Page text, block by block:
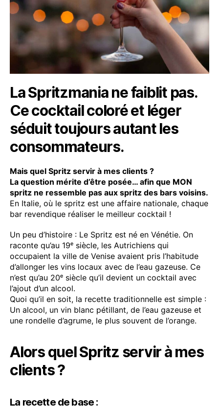
La Spritzmania ne faiblit pas.
Ce cocktail coloré et léger
séduit toujours autant les
consommateurs.
Mais quel Spritz servir à mes clients ?
La question mérite d’être posée… afin que MON
spritz ne ressemble pas aux spritz des bars voisins.
En Italie, où le spritz est une affaire nationale, chaque
bar revendique réaliser le meilleur cocktail !
Un peu d’histoire : Le Spritz est né en Vénétie. On
raconte qu’au 19ᵉ siècle, les Autrichiens qui
occupaient la ville de Venise avaient pris l’habitude
d’allonger les vins locaux avec de l’eau gazeuse. Ce
n’est qu’au 20ᵉ siècle qu’il devient un cocktail avec
l’ajout d’un alcool.
Quoi qu’il en soit, la recette traditionnelle est simple :
Un alcool, un vin blanc pétillant, de l’eau gazeuse et
une rondelle d’agrume, le plus souvent de l’orange.
Alors quel Spritz servir à mes
clients ?
La recette de base :